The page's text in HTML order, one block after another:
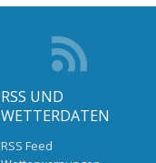
RSS UND
WETTERDATEN
RSS Feed